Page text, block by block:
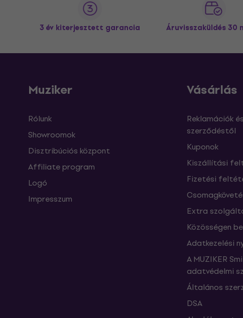
3 év kiterjesztett garancia Áruvisszaküldés 30
Muziker
Rólunk
Showroomok
Disztribúciós központ
Affiliate program
Logó
Impresszum
Vásárlás
Reklamációk
szerződéstől
Kuponok
Kiszállítási
Fizetési
Extra
Közösségen
Adatkezelési
A MUZIKER
adatvédelmi
Általános
DSA